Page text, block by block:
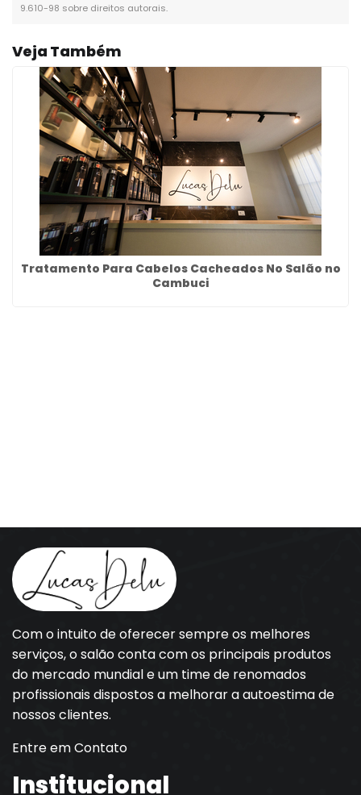
9.610-98 sobre direitos autorais.
Veja Também
Tratamento Para Cabelos Cacheados No Salão no
Cambuci
Com o intuito de oferecer sempre os melhores
serviços, o salão conta com os principais produtos
do mercado mundial e um time de renomados
profissionais dispostos a melhorar a autoestima de
nossos clientes.
Entre em Contato
Institucional